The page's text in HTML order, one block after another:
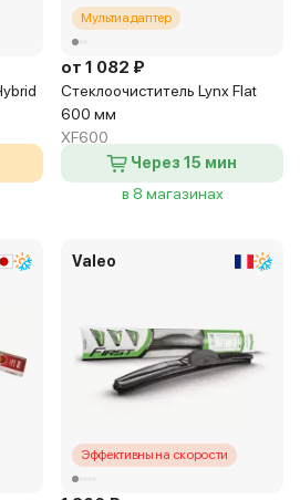
Мультиадаптер
от 1 082 ₽
Стеклоочиститель Lynx Flat
600 мм
XF600
Через 15 мин
в 8 магазинах
Valeo
Эффективны на скорости